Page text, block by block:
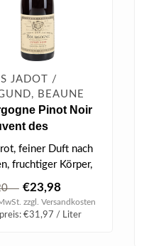
JADOT /
BEAUNE
Pinot Noir
des
2023 0.75 l
feiner Duft nach
fruchtiger Körper,
und finessenreich..
€23,98
zzgl. Versandkosten
€31,97 / Liter